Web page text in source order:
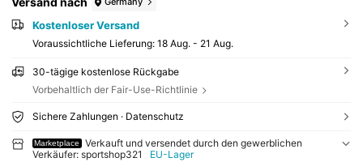
Kostenloser Versand
Voraussichtliche Lieferung: 18 Aug. - 21 Aug.
30-tägige kostenlose Rückgabe
Vorbehaltlich der Fair-Use-Richtlinie
Sichere Zahlungen · Datenschutz
Marketplace
Verkauft und versendet durch den gewerblichen
Verkäufer: sportshop321
EU-Lager